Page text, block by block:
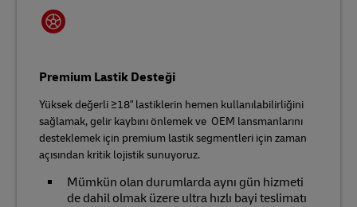
Premium Lastik Desteği
Yüksek değerli ≥18" lastiklerin hemen kullanılabilirliğini
sağlamak, gelir kaybını önlemek ve OEM lansmanlarını
desteklemek için premium lastik segmentleri için zaman
açısından kritik lojistik sunuyoruz.
Mümkün olan durumlarda aynı gün hizmeti
de dahil olmak üzere ultra hızlı bayi teslimatı